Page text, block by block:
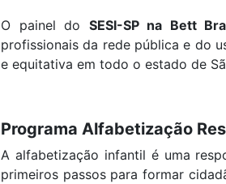
O painel do SESI-SP na Bett
profissionais da rede pública e do
e equitativa em todo o estado de
Programa Alfabetização
A alfabetização infantil é uma
primeiros passos para formar